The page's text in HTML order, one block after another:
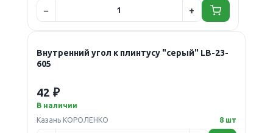
Внутренний угол к плинтусу "серый" LB-23-
605
42 ₽
В наличии
Казань КОРОЛЕНКО
8 шт